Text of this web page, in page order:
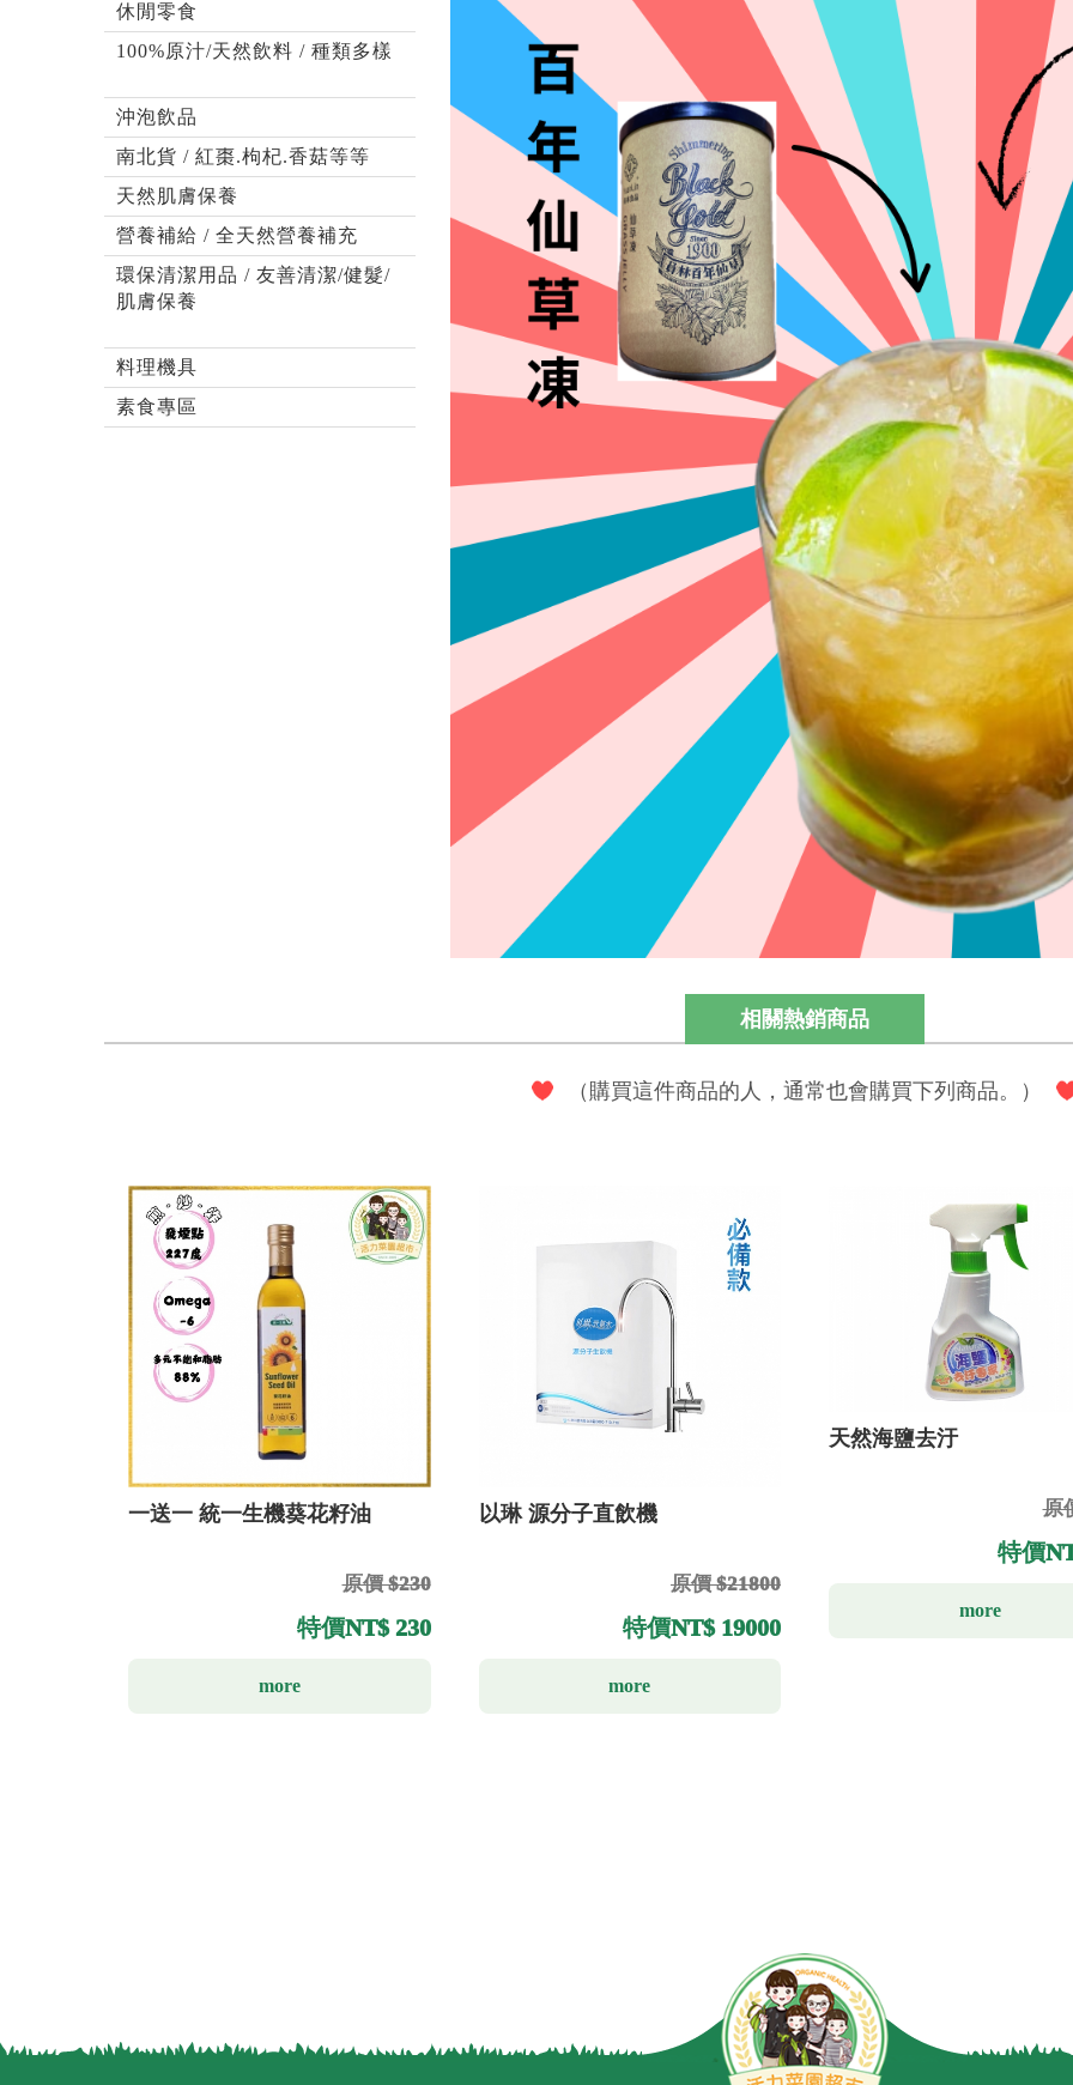
休閒零食
100%原汁/天然飲料 / 種類多樣
沖泡飲品
南北貨 / 紅棗.枸杞.香菇等等
天然肌膚保養
營養補給 / 全天然營養補充
環保清潔用品 / 友善清潔/健髮/
肌膚保養
料理機具
素食專區
相關熱銷商品
（購買這件商品的人，通常也會購買下列商品。）
一送一 統一生機葵花籽油
原價 $230
特價NT$ 230
more
以琳 源分子直飲機
原價 $21800
特價NT$ 19000
more
天然海鹽去汙
原
特價
more